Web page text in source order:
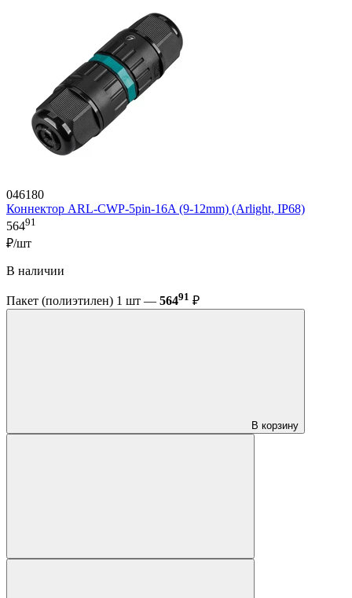
046180
Коннектор ARL-CWP-5pin-16A (9-12mm) (Arlight, IP68)
56491
₽/шт
В наличии
Пакет (полиэтилен) 1 шт — 56491 ₽
В корзину